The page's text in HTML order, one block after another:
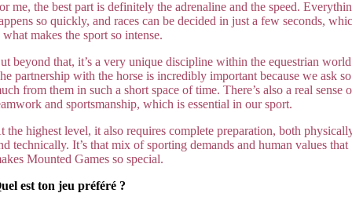
me, the best part is definitely the adrenaline and the speed.
so quickly, and races can be decided in just a few seconds,
what makes the sport so intense.
beyond that, it’s a very unique discipline within the equestrian
partnership with the horse is incredibly important because we ask so
from them in such a short space of time. There’s also a real sense
and sportsmanship, which is essential in our sport.
the highest level, it also requires complete preparation, both
technically. It’s that mix of sporting demands and human values that
Mounted Games so special.
est ton jeu préféré ?